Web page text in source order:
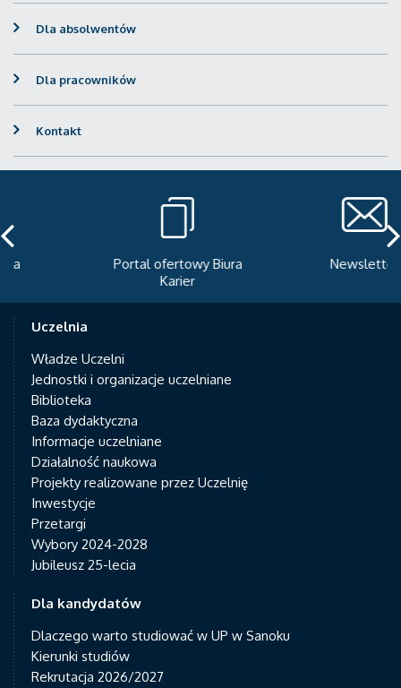
Dla absolwentów
Dla pracowników
Kontakt
Portal ofertowy Biura
Uczelnia
Władze Uczelni
Jednostki i organizacje uczelniane
Biblioteka
Baza dydaktyczna
Informacje uczelniane
Działalność naukowa
Projekty realizowane przez Uczelnię
Inwestycje
Przetargi
Wybory 2024-2028
Jubileusz 25-lecia
Dla kandydatów
Dlaczego warto studiować w UP w Sanoku
Kierunki studiów
Rekrutacja 2026/2027